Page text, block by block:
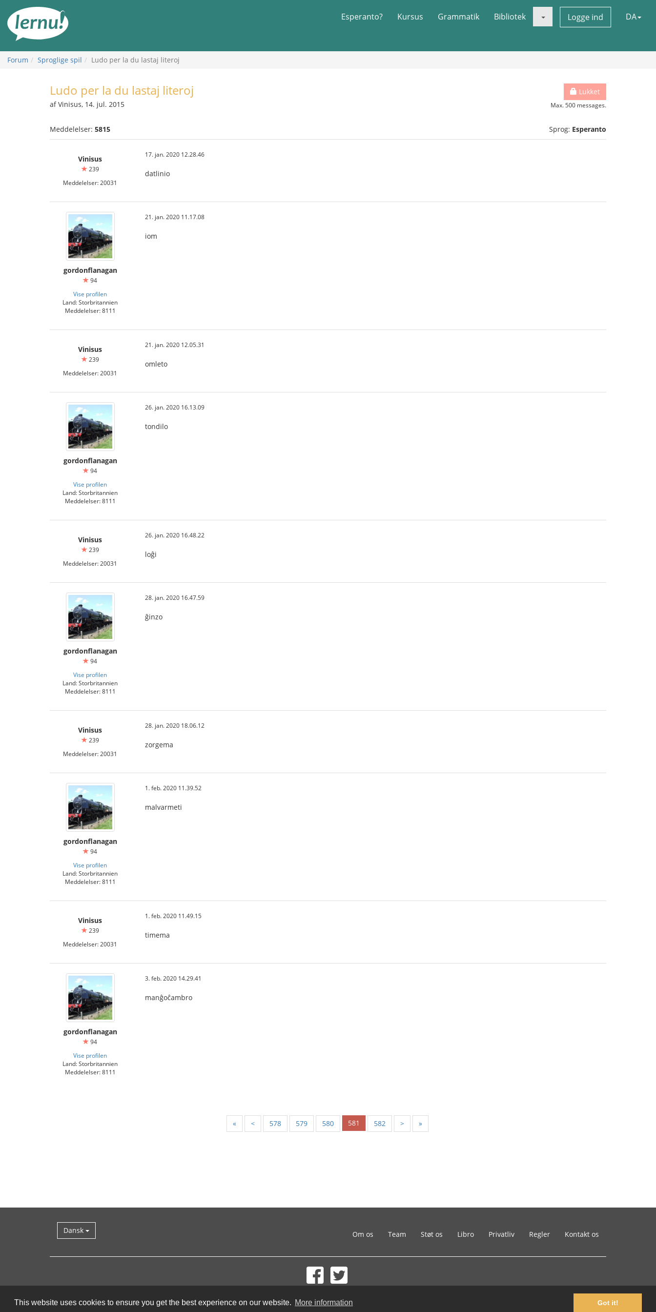
This website uses cookies to ensure you get the best experience on our website. More information Got it!
indholdet
Esperanto? Kursus Grammatik Bibliotek Logge ind DA
Forum Sproglige spil Ludo per la du lastaj literoj
Lukket
Max. 500 messages.
Ludo per la du lastaj literoj
af Vinisus, 14. jul. 2015
Meddelelser: 5815 Sprog: Esperanto
Vinisus
239
Meddelelser: 20031
17. jan. 2020 12.28.46
datlinio
gordonflanagan
94
Vise profilen
Land: Storbritannien
Meddelelser: 8111
21. jan. 2020 11.17.08
iom
Vinisus
239
Meddelelser: 20031
21. jan. 2020 12.05.31
omleto
gordonflanagan
94
Vise profilen
Land: Storbritannien
Meddelelser: 8111
26. jan. 2020 16.13.09
tondilo
Vinisus
239
Meddelelser: 20031
26. jan. 2020 16.48.22
loĝi
gordonflanagan
94
Vise profilen
Land: Storbritannien
Meddelelser: 8111
28. jan. 2020 16.47.59
ĝinzo
Vinisus
239
Meddelelser: 20031
28. jan. 2020 18.06.12
zorgema
gordonflanagan
94
Vise profilen
Land: Storbritannien
Meddelelser: 8111
1. feb. 2020 11.39.52
malvarmeti
Vinisus
239
Meddelelser: 20031
1. feb. 2020 11.49.15
timema
gordonflanagan
94
Vise profilen
Land: Storbritannien
Meddelelser: 8111
3. feb. 2020 14.29.41
manĝoĉambro
« < 578 579 580 581 582 > »
Dansk Om os Team Støt os Libro Privatliv Regler Kontakt os